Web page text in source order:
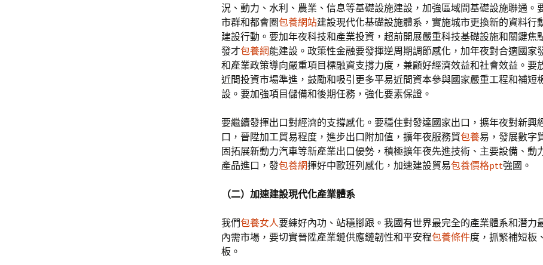
況、動力、水利、農業、信息等基礎設施建設，加強區域間基礎設施聯通。
市群和都會圈包養網站建設現代化基礎設施體系，實施城市更換新的資料行
建設行動。要加年夜科技和產業投資，超前開展嚴重科技基礎設施和關鍵焦
發才包養網能建設。政策性金融要發揮逆周期調節感化，加年夜對合適國家
和產業政策導向嚴重項目標融資支撐力度，兼顧好經濟效益和社會效益。要
近間投資市場準進，鼓勵和吸引更多平易近間資本參與國家嚴重工程和補短
設。要加強項目儲備和後期任務，強化要素保證。
要繼續發揮出口對經濟的支撐感化。要穩住對發達國家出口，擴年夜對新興
口，晉陞加工貿易程度，進步出口附加值，擴年夜服務貿包養易，發展數字
固拓展新動力汽車等新產業出口優勢，積極擴年夜先進技術、主要設備、動
產品進口，發包養網揮好中歐班列感化，加速建設貿易包養價格ptt強國。
（二）加速建設現代化產業體系
我們包養女人要練好內功、站穩腳跟。我國有世界最完全的產業體系和潛力
內需市場，要切實晉陞產業鏈供應鏈韌性和平安程包養條件度，抓緊補短板
板。